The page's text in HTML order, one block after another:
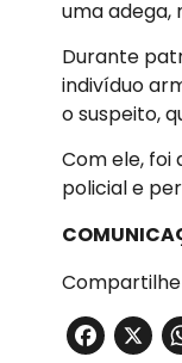
uma adega,
Durante
indivíduo
o suspeito,
Com ele, foi
policial e
X